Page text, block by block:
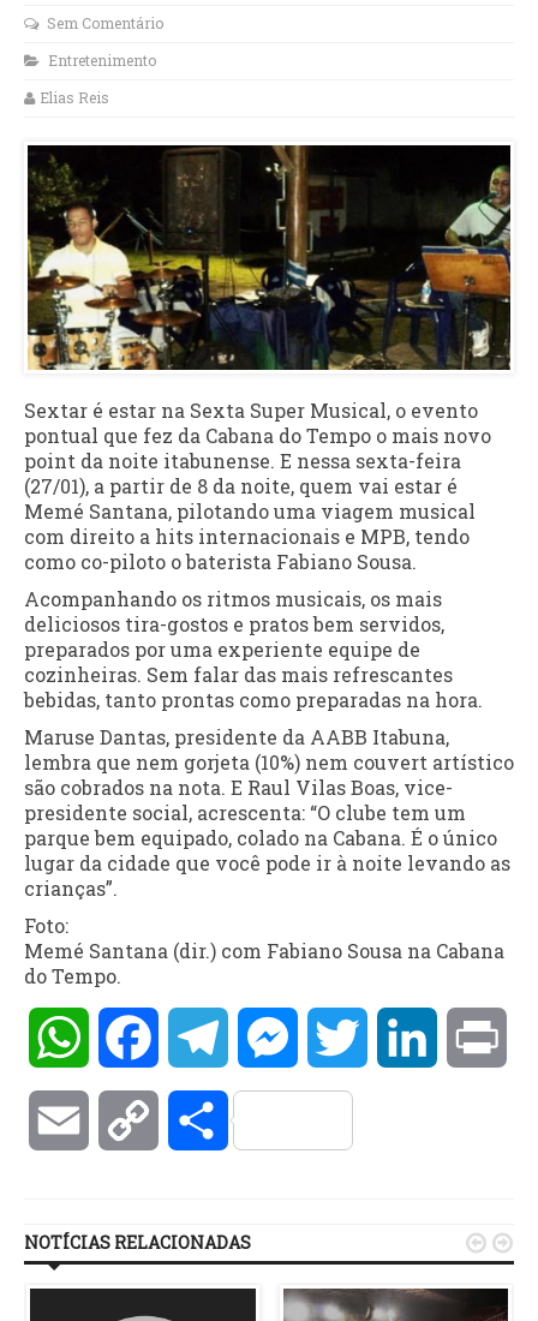
Sem Comentário
Entretenimento
Elias Reis
Sextar é estar na Sexta Super Musical, o evento
pontual que fez da Cabana do Tempo o mais novo
point da noite itabunense. E nessa sexta-feira
(27/01), a partir de 8 da noite, quem vai estar é
Memé Santana, pilotando uma viagem musical
com direito a hits internacionais e MPB, tendo
como co-piloto o baterista Fabiano Sousa.
Acompanhando os ritmos musicais, os mais
deliciosos tira-gostos e pratos bem servidos,
preparados por uma experiente equipe de
cozinheiras. Sem falar das mais refrescantes
bebidas, tanto prontas como preparadas na hora.
Maruse Dantas, presidente da AABB Itabuna,
lembra que nem gorjeta (10%) nem couvert artístico
são cobrados na nota. E Raul Vilas Boas, vice-
presidente social, acrescenta: “O clube tem um
parque bem equipado, colado na Cabana. É o único
lugar da cidade que você pode ir à noite levando as
crianças”.
Foto:
Memé Santana (dir.) com Fabiano Sousa na Cabana
do Tempo.
WhatsAppFacebookTelegramMessengerTwitter LinkedIn
Email Copy Compartilhar
NOTÍCIAS RELACIONADAS  